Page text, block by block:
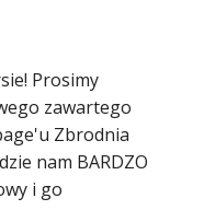
Prosimy
zawartego
Zbrodnia
nam BARDZO
i go